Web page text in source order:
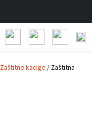
Zaštitne kacige / Zaštitna